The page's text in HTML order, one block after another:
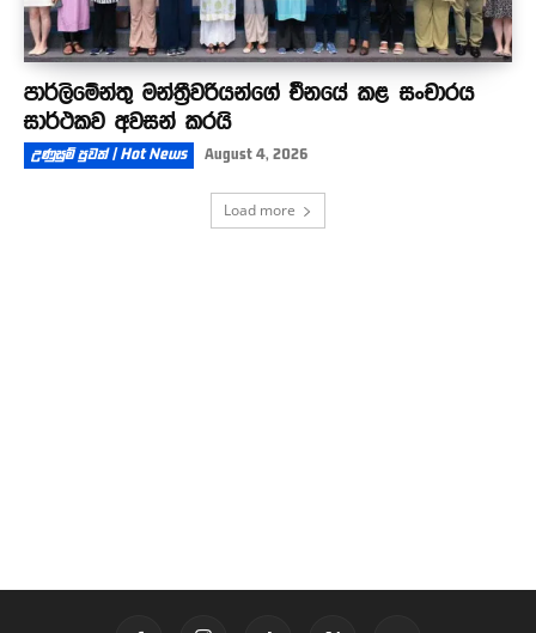
පාර්ලිමේන්තු මන්ත්‍රීවරියන්ගේ චීනයේ කළ සංචාරය
සාර්ථකව අවසන් කරයි
උණුසුම් පුවත් | Hot News August 4, 2026
Load more